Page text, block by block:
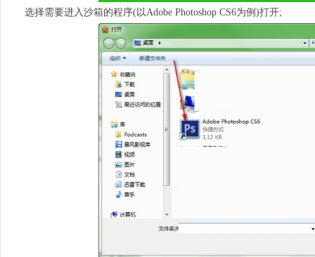
选择需要进入沙箱的程序(以Adobe Photoshop CS6为例)打开;